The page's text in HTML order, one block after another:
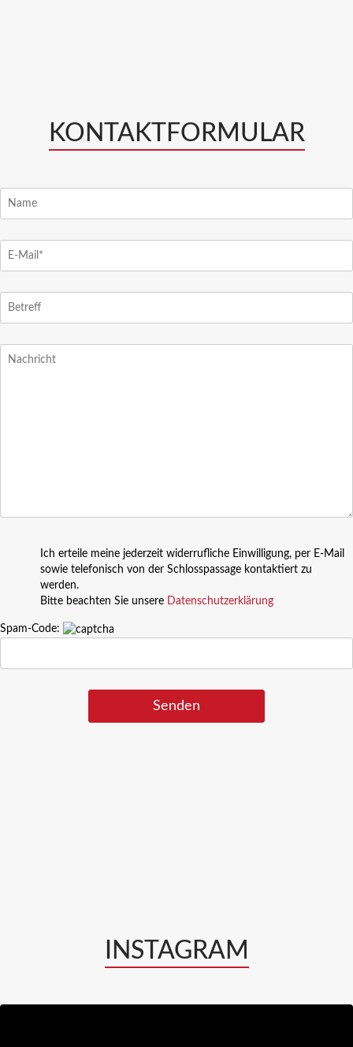
KONTAKTFORMULAR
Ich erteile meine jederzeit widerrufliche Einwilligung, per E-Mail
sowie telefonisch von der Schlosspassage kontaktiert zu
werden.
Bitte beachten Sie unsere Datenschutzerklärung
Spam-Code:
INSTAGRAM